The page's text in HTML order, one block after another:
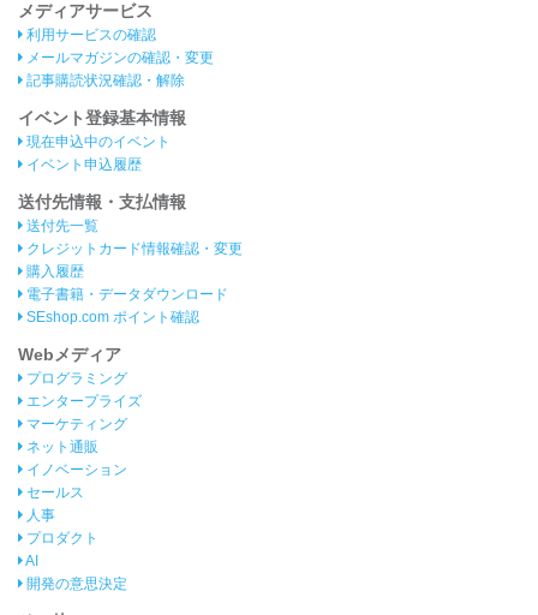
メディアサービス
利用サービスの確認
メールマガジンの確認・変更
記事購読状況確認・解除
イベント登録基本情報
現在申込中のイベント
イベント申込履歴
送付先情報・支払情報
送付先一覧
クレジットカード情報確認・変更
購入履歴
電子書籍・データダウンロード
SEshop.com ポイント確認
Webメディア
プログラミング
エンタープライズ
マーケティング
ネット通販
イノベーション
セールス
人事
プロダクト
AI
開発の意思決定